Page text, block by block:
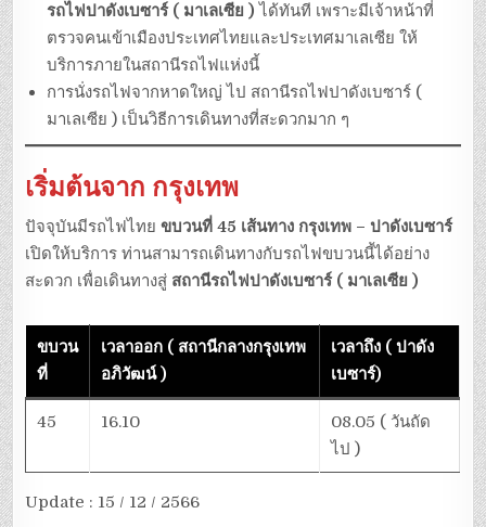
รถไฟปาดังเบซาร์ ( มาเลเซีย ) ได้ทันที เพราะมีเจ้าหน้าที่
ตรวจคนเข้าเมืองประเทศไทยและประเทศมาเลเซีย ให้
บริการภายในสถานีรถไฟแห่งนี้
การนั่งรถไฟจากหาดใหญ่ ไป สถานีรถไฟปาดังเบซาร์ (
มาเลเซีย ) เป็นวิธีการเดินทางที่สะดวกมาก ๆ
เริ่มต้นจาก กรุงเทพ
ปัจจุบันมีรถไฟไทยขบวนที่ 45 เส้นทาง กรุงเทพ – ปาดังเบซาร์
เปิดให้บริการ ท่านสามารถเดินทางกับรถไฟขบวนนี้ได้อย่าง
สะดวก เพื่อเดินทางสู่ สถานีรถไฟปาดังเบซาร์ ( มาเลเซีย )
ขบวน
ที่
เวลาออก ( สถานีกลางกรุงเทพ
อภิวัฒน์ )
เวลาถึง ( ปาดัง
เบซาร์)
45 16.10
08.05 ( วันถัด
ไป )
Update : 15 / 12 / 2566